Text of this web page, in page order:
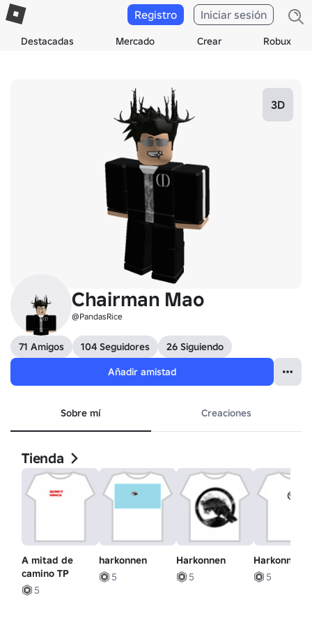
Destacadas Mercado Crear Robux
Registro Iniciar sesión
3D
Chairman Mao
@PandasRice
71 Amigos 104 Seguidores
26 Siguiendo
Añadir amistad
Sobre mí Creaciones
Tienda
A mitad de
camino TP
5
harkonnen
5
Harkonnen
5
Harkonnen
5